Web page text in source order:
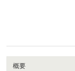
概要